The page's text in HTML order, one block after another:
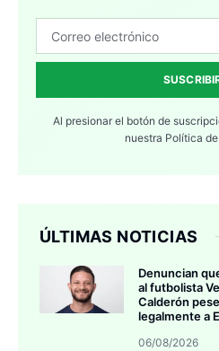
Al presionar el botón de
nuestra Política
ÚLTIMAS NOTICIAS
Denuncian
al futbolista
Calderón
legalmente a
06/08/2026